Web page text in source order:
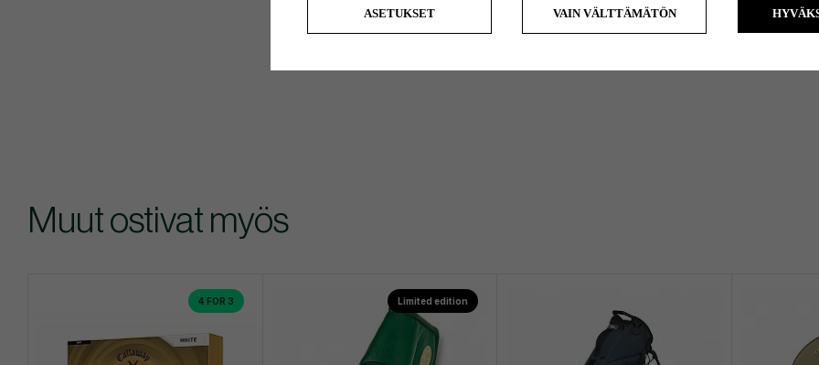
Muut ostivat myös
4 FOR 3 Limited edition
ASETUKSET VAIN VÄLTTÄMÄTÖN